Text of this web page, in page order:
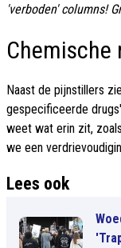
'verboden' columns!
Chemische
Naast de pijnstillers
gespecificeerde
weet wat erin zit,
we een
Lees ook